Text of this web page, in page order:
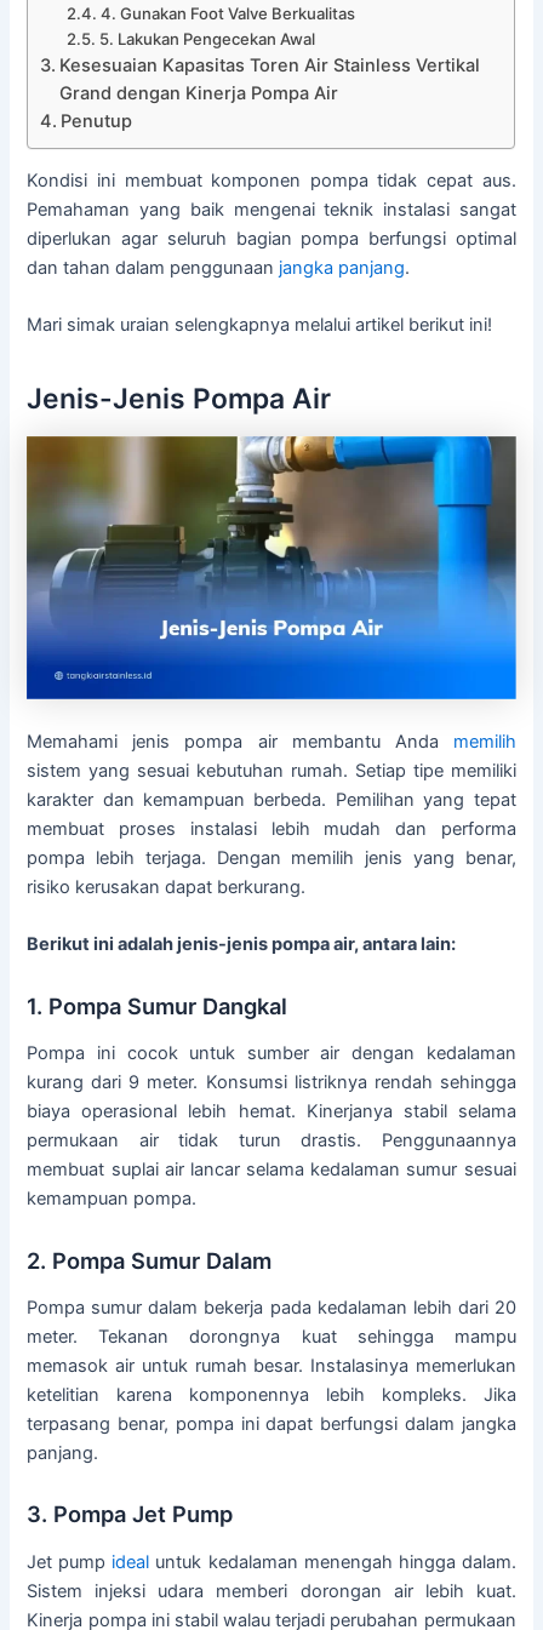
4. Gunakan Foot Valve Berkualitas
5. Lakukan Pengecekan Awal
Kesesuaian Kapasitas Toren Air Stainless Vertikal
Grand dengan Kinerja Pompa Air
Penutup
Kondisi ini membuat komponen pompa tidak cepat aus.
Pemahaman yang baik mengenai teknik instalasi sangat
diperlukan agar seluruh bagian pompa berfungsi optimal
dan tahan dalam penggunaan jangka panjang.
Mari simak uraian selengkapnya melalui artikel berikut ini!
Jenis-Jenis Pompa Air
Memahami jenis pompa air membantu Anda memilih
sistem yang sesuai kebutuhan rumah. Setiap tipe memiliki
karakter dan kemampuan berbeda. Pemilihan yang tepat
membuat proses instalasi lebih mudah dan performa
pompa lebih terjaga. Dengan memilih jenis yang benar,
risiko kerusakan dapat berkurang.
Berikut ini adalah jenis-jenis pompa air, antara lain:
1. Pompa Sumur Dangkal
Pompa ini cocok untuk sumber air dengan kedalaman
kurang dari 9 meter. Konsumsi listriknya rendah sehingga
biaya operasional lebih hemat. Kinerjanya stabil selama
permukaan air tidak turun drastis. Penggunaannya
membuat suplai air lancar selama kedalaman sumur sesuai
kemampuan pompa.
2. Pompa Sumur Dalam
Pompa sumur dalam bekerja pada kedalaman lebih dari 20
meter. Tekanan dorongnya kuat sehingga mampu
memasok air untuk rumah besar. Instalasinya memerlukan
ketelitian karena komponennya lebih kompleks. Jika
terpasang benar, pompa ini dapat berfungsi dalam jangka
panjang.
3. Pompa Jet Pump
Jet pump ideal untuk kedalaman menengah hingga dalam.
Sistem injeksi udara memberi dorongan air lebih kuat.
Kinerja pompa ini stabil walau terjadi perubahan permukaan